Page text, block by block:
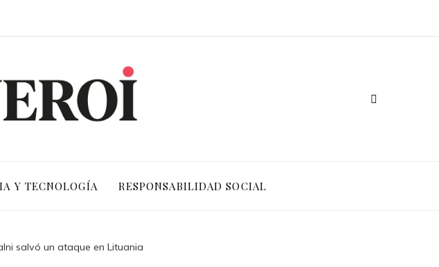
Y TECNOLOGÍA RESPONSABILIDAD SOCIAL
salvó un ataque en Lituania